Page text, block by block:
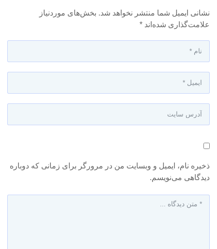
نشانی ایمیل شما منتشر نخواهد شد. بخش‌های موردنیاز
علامت‌گذاری شده‌اند *
ذخیره نام، ایمیل و وبسایت من در مرورگر برای زمانی که دوباره
دیدگاهی می‌نویسم.